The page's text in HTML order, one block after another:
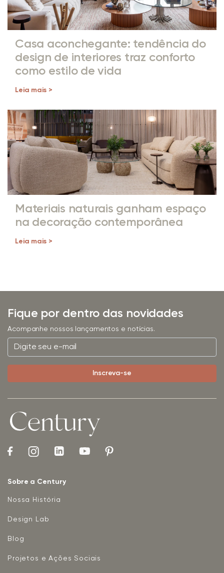
Casa aconchegante: tendência do
design de interiores traz conforto
como estilo de vida
Leia mais >
Materiais naturais ganham espaço
na decoração contemporânea
Leia mais >
Fique por dentro das novidades
Acompanhe nossos lançamentos e notícias.
Sobre a Century
Nossa História
Design Lab
Blog
Projetos e Ações Sociais